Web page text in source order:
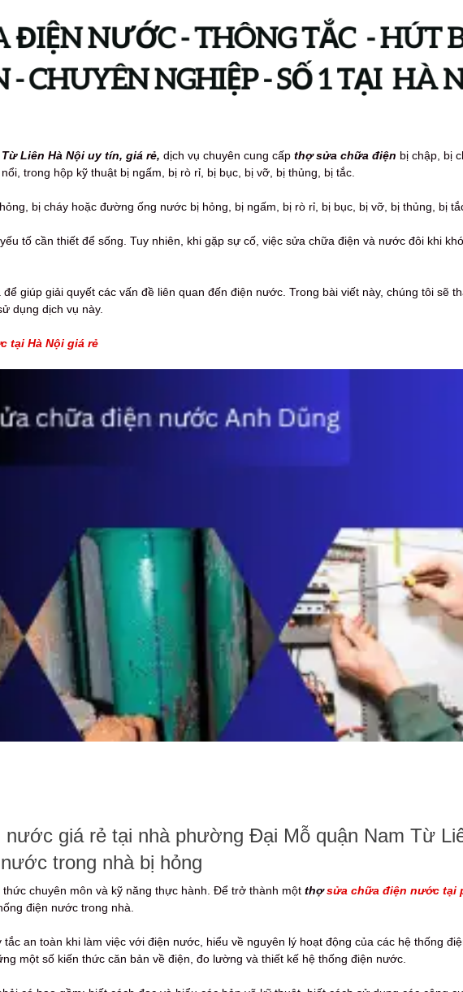
Liên Hà Nội uy tín, giá rẻ, dịch vụ chuyên cung cấp thợ sửa chữa điện bị chập, bị
trong hộp kỹ thuật bị ngấm, bị rò rỉ, bị bục, bị vỡ, bị thủng, bị tắc.
bị cháy hoặc đường ống nước bị hỏng, bị ngấm, bị rò rỉ, bị bục, bị vỡ, bị thủng, bị
tố cần thiết để sống. Tuy nhiên, khi gặp sự cố, việc sửa chữa điện và nước đôi khi
giúp giải quyết các vấn đề liên quan đến điện nước. Trong bài viết này, chúng tôi sẽ
dụng dịch vụ này.
tại Hà Nội giá rẻ
giá rẻ tại nhà phường Đại Mỗ quận Nam Từ
trong nhà bị hỏng
thức chuyên môn và kỹ năng thực hành. Để trở thành một thợsửa chữa điện nước tại
điện nước trong nhà.
an toàn khi làm việc với điện nước, hiểu về nguyên lý hoạt động của các hệ thống
một số kiến thức căn bản về điện, đo lường và thiết kế hệ thống điện nước.